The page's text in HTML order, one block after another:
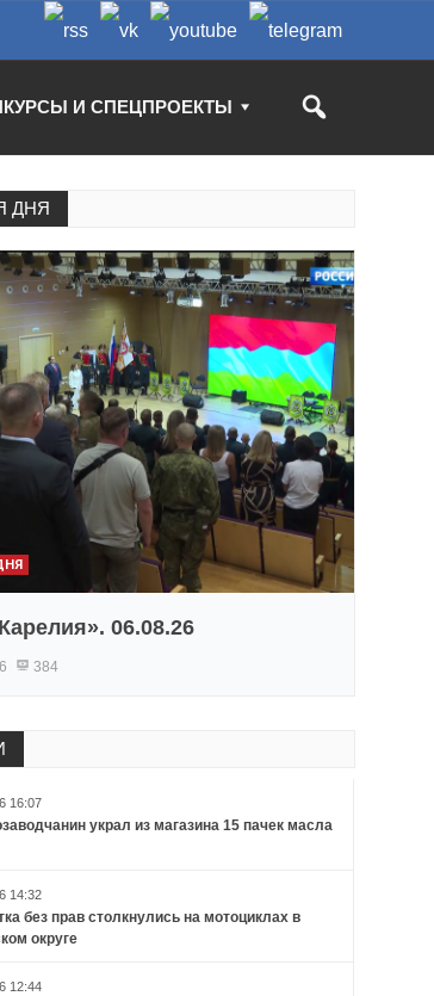
И СПЕЦПРОЕКТЫ
ДНЯ
06.08.26
384
16:07
украл из магазина 15 пачек масла
14:32
без прав столкнулись на мотоциклах в
округе
12:44